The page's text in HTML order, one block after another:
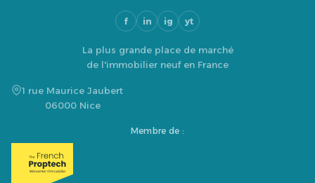
f in ig yt
La plus grande place de marché
de l'immobilier neuf en France
1 rue Maurice Jaubert
06000 Nice
Membre de :